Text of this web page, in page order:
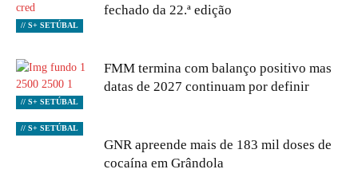
// S+ SETÚBAL
fechado da 22.ª edição
// S+ SETÚBAL
FMM termina com balanço positivo mas
datas de 2027 continuam por definir
// S+ SETÚBAL
GNR apreende mais de 183 mil doses de
cocaína em Grândola